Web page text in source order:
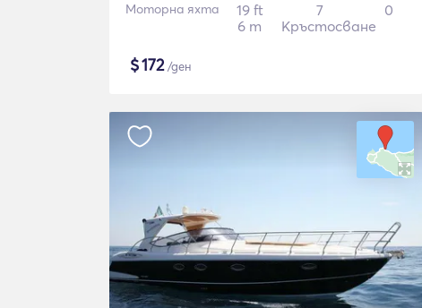
Моторна яхта
19 ft
6 m
7
Кръстосване
0
$172/ден